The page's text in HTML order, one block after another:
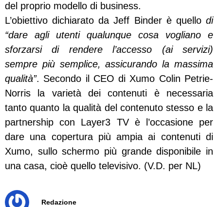
del proprio modello di business.
L’obiettivo dichiarato da Jeff Binder è quello di
“dare agli utenti qualunque cosa vogliano e
sforzarsi di rendere l’accesso (ai servizi)
sempre più semplice, assicurando la massima
qualità”. Secondo il CEO di Xumo Colin Petrie-
Norris la varietà dei contenuti è necessaria
tanto quanto la qualità del contenuto stesso e la
partnership con Layer3 TV è l’occasione per
dare una copertura più ampia ai contenuti di
Xumo, sullo schermo più grande disponibile in
una casa, cioè quello televisivo. (V.D. per NL)
Redazione